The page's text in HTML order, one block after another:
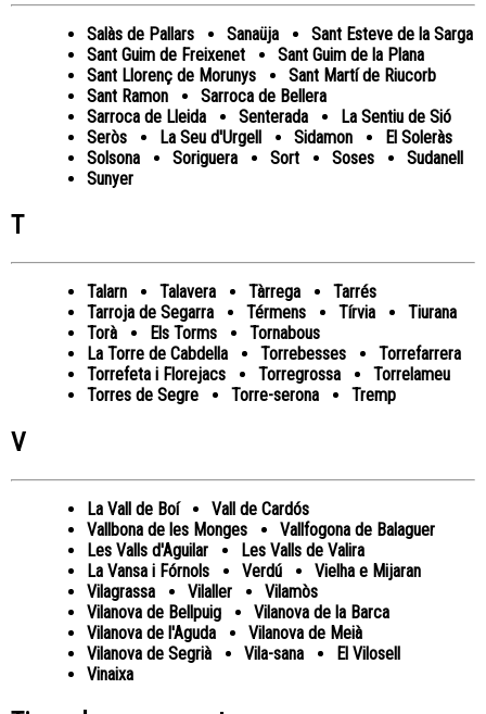
Salàs de Pallars Sanaüja
Sant Esteve de la Sarga
Sant Guim de Freixenet
Sant Guim de la Plana
Sant Llorenç de Morunys
Sant Martí de Riucorb
Sant Ramon
Sarroca de Bellera
Sarroca de Lleida
Senterada
La Sentiu de Sió
Seròs
La Seu d'Urgell Sidamon
El Soleràs
Solsona
Soriguera Sort Soses
Sudanell
Sunyer
T
Talarn Talavera Tàrrega
Tarrés
Tarroja de Segarra
Térmens Tírvia
Tiurana
Torà
Els Torms
Tornabous
La Torre de Cabdella
Torrebesses
Torrefarrera
Torrefeta i Florejacs
Torregrossa
Torrelameu
Torres de Segre
Torre-serona Tremp
V
La Vall de Boí
Vall de Cardós
Vallbona de les Monges
Vallfogona de Balaguer
Les Valls d'Aguilar
Les Valls de Valira
La Vansa i Fórnols
Verdú
Vielha e Mijaran
Vilagrassa
Vilaller
Vilamòs
Vilanova de Bellpuig
Vilanova de la Barca
Vilanova de l'Aguda
Vilanova de Meià
Vilanova de Segrià
Vila-sana
El Vilosell
Vinaixa